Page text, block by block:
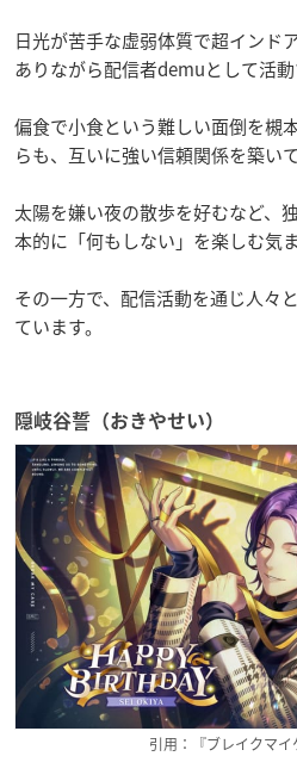
日光が苦手な虚弱体質で超インド
ありながら配信者demuとして活動
偏食で小食という難しい面倒を槻
らも、互いに強い信頼関係を築い
太陽を嫌い夜の散歩を好むなど、
本的に「何もしない」を楽しむ気
その一方で、配信活動を通じ人々
ています。
隠岐谷誓（おきやせい）
引用：『ブレイクマイ